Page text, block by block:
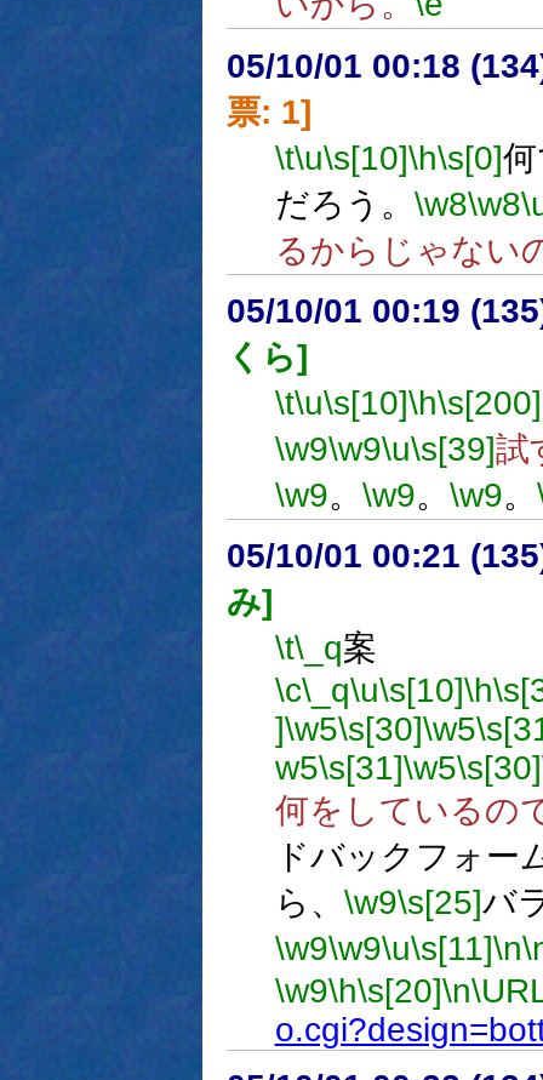
05/10/01 00:18
票: 1]
\t\u\s[10]\h\s[0]
だろう。 \w8\w8
るからじゃない
05/10/01 00:19
くら]
\t\u\s[10]\h\s[200]
\w9\w9\u\s[39]試
\w9。 \w9。 \w9。
05/10/01 00:21
み]
\t\_q案
\c\_q\u\s[10]\h
]\w5\s[30]\w5
w5\s[31]\w5\s[30]
何をしているの
ドバックフォー
ら、 \w9\s[25]バ
\w9\w9\u\s[11]\n
\w9\h\s[20]\n